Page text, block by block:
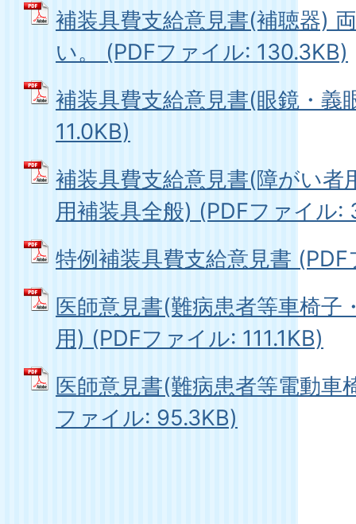
補装具費支給意見書(補聴器)
い。 (PDFファイル: 130.3KB)
補装具費支給意見書(眼鏡・義
11.0KB)
補装具費支給意見書(障がい者
用補装具全般) (PDFファイル:
特例補装具費支給意見書
医師意見書(難病患者等車椅子
用) (PDFファイル: 111.1KB)
医師意見書(難病患者等電動車
ファイル: 95.3KB)